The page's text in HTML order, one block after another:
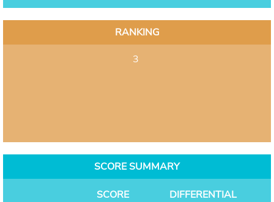
RANKING
3
SCORE SUMMARY
SCORE
DIFFERENTIAL